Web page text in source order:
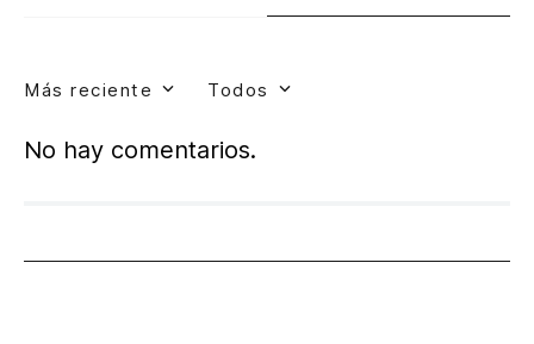
Más reciente Todos
No hay comentarios.